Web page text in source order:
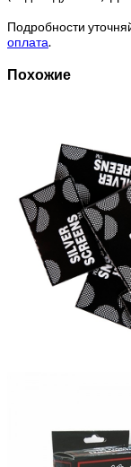
Подробности
оплата.
Похожие